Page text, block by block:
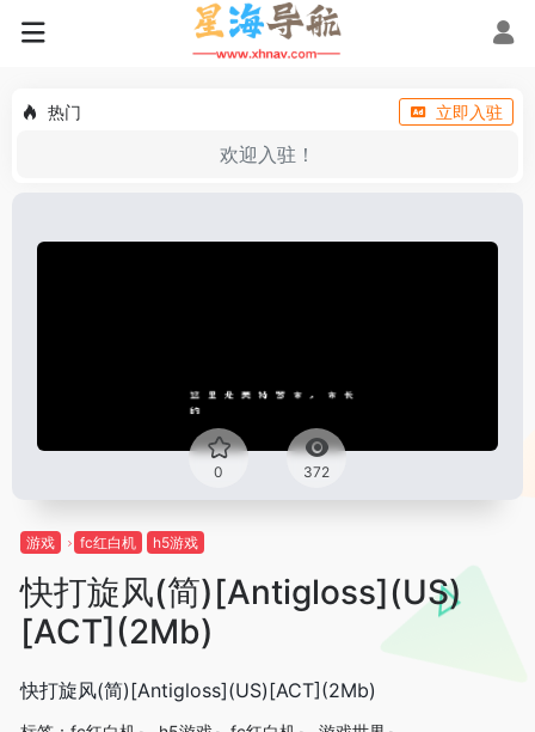
热门 立即入驻
欢迎入驻！
0 372
游戏 fc红白机 h5游戏
快打旋风(简)[Antigloss](US)
[ACT](2Mb)
快打旋风(简)[Antigloss](US)[ACT](2Mb)